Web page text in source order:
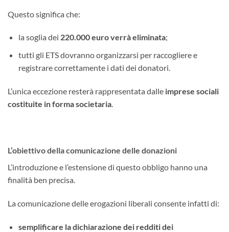
Questo significa che:
la soglia dei 220.000 euro verrà eliminata;
tutti gli ETS dovranno organizzarsi per raccogliere e
registrare correttamente i dati dei donatori.
L’unica eccezione resterà rappresentata dalle imprese sociali
costituite in forma societaria
L’obiettivo della comunicazione delle donazioni
L’introduzione e l’estensione di questo obbligo hanno una
finalità ben precisa.
La comunicazione delle erogazioni liberali consente infatti di:
semplificare la dichiarazione dei redditi dei